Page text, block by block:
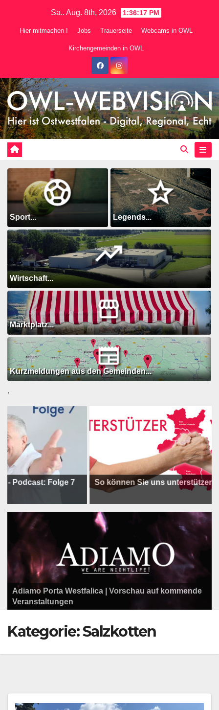
Sa.. Aug. 8th, 2026 1:36:19 PM
Hier mitmachen ! Jobs Trauerseite Webcams in OWL
Kirchengemeinden in OWL
Sport... Legends...
Wirtschaft...
Marktplatz...
Kurzmeldungen aus den Gemeinden...
.
Folge 7 So können Sie uns unterstützen !
Programm der Komödie am Klosterplatz.
Litfaßsäule Überregional
Adiamo Porta Westfalica | Vorschau auf kommende
Veranstaltungen
Litfaßsäule Überregional
Litfaßsäule Überregional
Kategorie:Salzkotten